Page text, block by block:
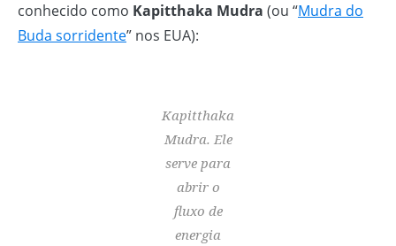
conhecido como Kapitthaka Mudra (ou “Mudra do
Buda sorridente” nos EUA):
Kapitthaka
Mudra. Ele
serve para
abrir o
fluxo de
energia